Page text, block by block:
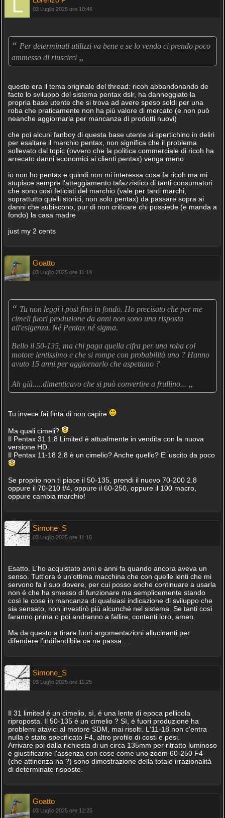
03 Luglio 2025 ore 10:46
“ Per determinati utilizzi va bene e se lo vendo ci prendo poco
ammesso di riuscirci „
questo era il tema originale del thread: ricoh abbandonando de
facto lo sviluppo del sistema pentax dslr, ha danneggiato la
propria base utente che si trova ad avere speso soldi per una
roba che praticamente non ha più valore di mercato (e non può
neanche aggiornarla per mancanza di prodotti nuovi)
che poi alcuni fanboy di questa base utente si spertichino in deliri
per esaltare il marchio pentax, non significa che il problema
sollevato dal topic (ovvero che la politica commerciale di ricoh ha
arrecato danni economici ai clienti pentax) venga meno
io non ho pentax e quindi non mi interessa cosa fa ricoh ma mi
stupisce sempre l'atteggiamento tafazzistico di tanti consumatori
che sono così feticisti del marchio (vale per tanti marchi,
soprattutto quelli storici, non solo pentax) da passare sopra ai
danni che subiscono, pur di non criticare chi possiede (e manda a
fondo) la casa madre
just my 2 cents
Goatto
03 Luglio 2025 ore 11:14
“ Tu non leggi i post fino in fondo. Ho precisato che per me
cimeli fuori produzione da anni non sono una risposta
all'esigenza. Né Pentax né sigma.
Bello il 50-135, ma chi paga quella cifra per una roba col
motore lentissimo e che si rompe con probabilità uno ? Hanno
avuto 15 anni per aggiornarlo che aspettano ?
Ah già.....dimenticavo che si può convertire a frullino... „
Tu invece fai finta di non capire
Ma quali cimeli?
Il Pentax 31 1.8 Limited è attualmente in vendita con la nuova
versione HD.
Il Pentax 11-18 2.8 è un cimelio? Anche quello? E' uscito da poco
Se proprio non ti piace il 50-135, prendi il nuovo 70-200 2.8
oppure il 70-210 f/4, oppure il 60-250, oppure il 100 macro,
oppure cambia marchio!
Simone_S
03 Luglio 2025 ore 11:16
Esatto. L'ho acquistato anni e anni fa quando ancora aveva un
senso. Tutt'ora é un'ottima macchina che con quelle lenti che mi
servono fa il suo dovere, per cui posso anche continuare a usarla
non é che ha smesso di funzionare ma semplicemente stando
così le cose in mancanza di qualsiasi indicazione di sviluppo che
sia sensato, non investirò più alcunché nel sistema. Se tanti così
faranno prima o poi andranno a fallire, contenti loro, amen.
Ma da questo a tirare fuori argomentazioni allucinanti per
difendere l'indifendibile ce ne passa....
Simone_S
03 Luglio 2025 ore 11:25
Il 31 limited é un cimelio, sì, é una lente di epoca pellicola
riproposta. Il 50-135 é un cimelio ? Sì, é fuori produzione ha
problemi atavici al motore SDM, mai risolti. L'11-18 non c'entra
nulla é stato specificato F4, altro profilo di costi e pesi.
Arrivare poi dalla richiesta di un circa 135mm per ritratto luminoso
e giustificarne l'assenza con cose come uno zoom 60-250 F4
(che attinenza ha ?) sono dimostrazione della totale irrazionalità
di determinate risposte.
Goatto
03 Luglio 2025 ore 12:25